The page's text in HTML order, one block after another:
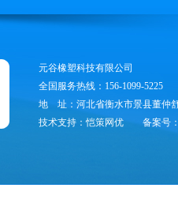
元谷橡塑科技有限公司
全国服务热线：156-1099-5225
地 址：河北省衡水市景县董仲
技术支持：恺策网优
备案号